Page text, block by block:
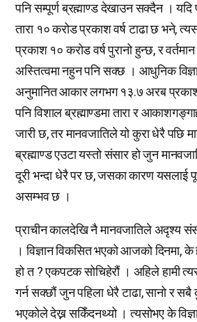
पनि सम्पूर्ण ब्रह्माण्ड देखाउन सक्दैन ।
तारा १० करोड प्रकाश वर्ष टाढा छ भने,
प्रकाश १० करोड वर्ष पुरानो हुन्छ, र वर्तमान
अस्तित्वमा नहुन पनि सक्छ । आधुनिक
अनुमानित आकार लगभग १३.७ अरब
पनि विशाल ब्रह्माण्डमा तारा र
जारी छ, तर मानवजातिले यो कुरा धेरै पछि
ब्रह्माण्ड एउटा यस्तो संसार हो जुन
दूरी भन्दा धेरै पर छ, जसका कारण यसलाई
असम्भव छ ।
प्राचीन कालदेखि नै मानवजातिले अदृश्य
। विज्ञान विकसित भएको आजको दिनमा,
हो त ? एकपटक सोचिहेरौं । अहिले हामी
गर्न सक्छौं जुन पहिला धेरै टाढा, सानो र
भएकोले देख्न सकिँदनथ्यो । त्यसोभए के